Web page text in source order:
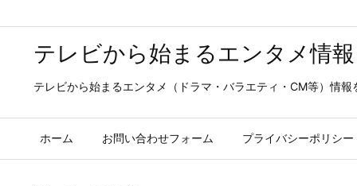
テレビから始まるエンタメ情報
テレビから始まるエンタメ（ドラマ・バラエティ・CM等）情報
ホーム お問い合わせフォーム プライバシーポリシー